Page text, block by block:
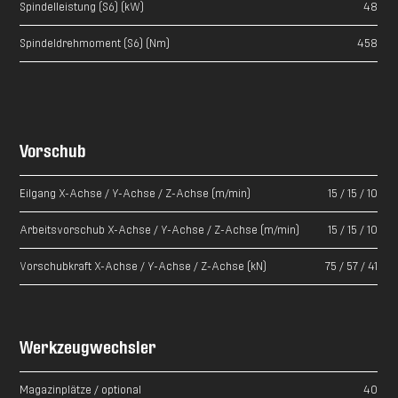
Spindelleistung (S6) (kW) 48
Spindeldrehmoment (S6) (Nm) 458
Vorschub
Eilgang X-Achse / Y-Achse / Z-Achse (m/min) 15 / 15 / 10
Arbeitsvorschub X-Achse / Y-Achse / Z-Achse (m/min) 15 / 15 / 10
Vorschubkraft X-Achse / Y-Achse / Z-Achse (kN) 75 / 57 / 41
Werkzeugwechsler
Magazinplätze / optional 40